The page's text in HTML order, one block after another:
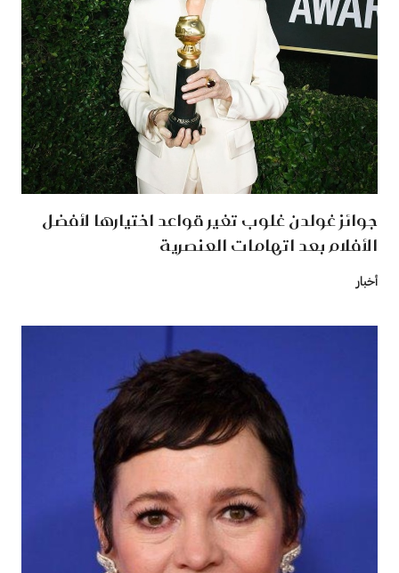
جوائز غولدن غلوب تغير قواعد اختيارها لأفضل
الأفلام بعد اتهامات العنصرية
أخبار